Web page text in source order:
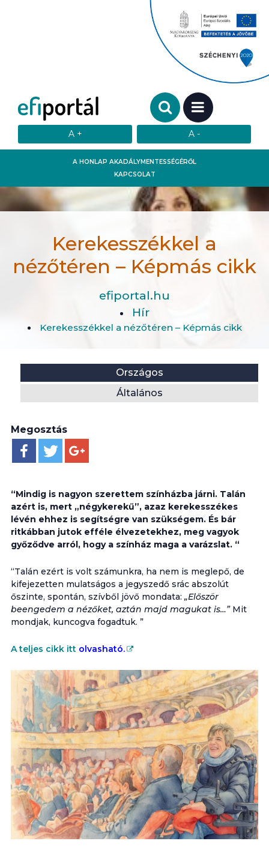
A HONLAP AKADÁLYMENTESSÉGÉRŐL
KAPCSOLAT
Keresendő szó:
MENÜ
Kerekesszékkel a
nézőtéren – Képmás cikk
efiportal.hu
Hír
Kerekesszékkel a nézőtéren – Képmás cikk
Országos
Általános
Megosztás
“Mindig is nagyon szerettem színházba járni. Talán
azért is, mert „négykerekű”, azaz kerekesszékes
lévén ehhez is segítségre van szükségem. És bár
ritkábban jutok efféle élvezetekhez, meg vagyok
győződve arról, hogy a színház maga a varázslat. “
“Talán ezért is volt számunkra, ha nem is meglepő, de
kifejezetten mulatságos a jegyszedő srác abszolút
őszinte, spontán, szívből jövő mondata: „Először
beengedem a nézőket, aztán majd magukat is…”Mit
mondjak, kuncogva fogadtuk. ”
A teljes cikk itt olvasható.